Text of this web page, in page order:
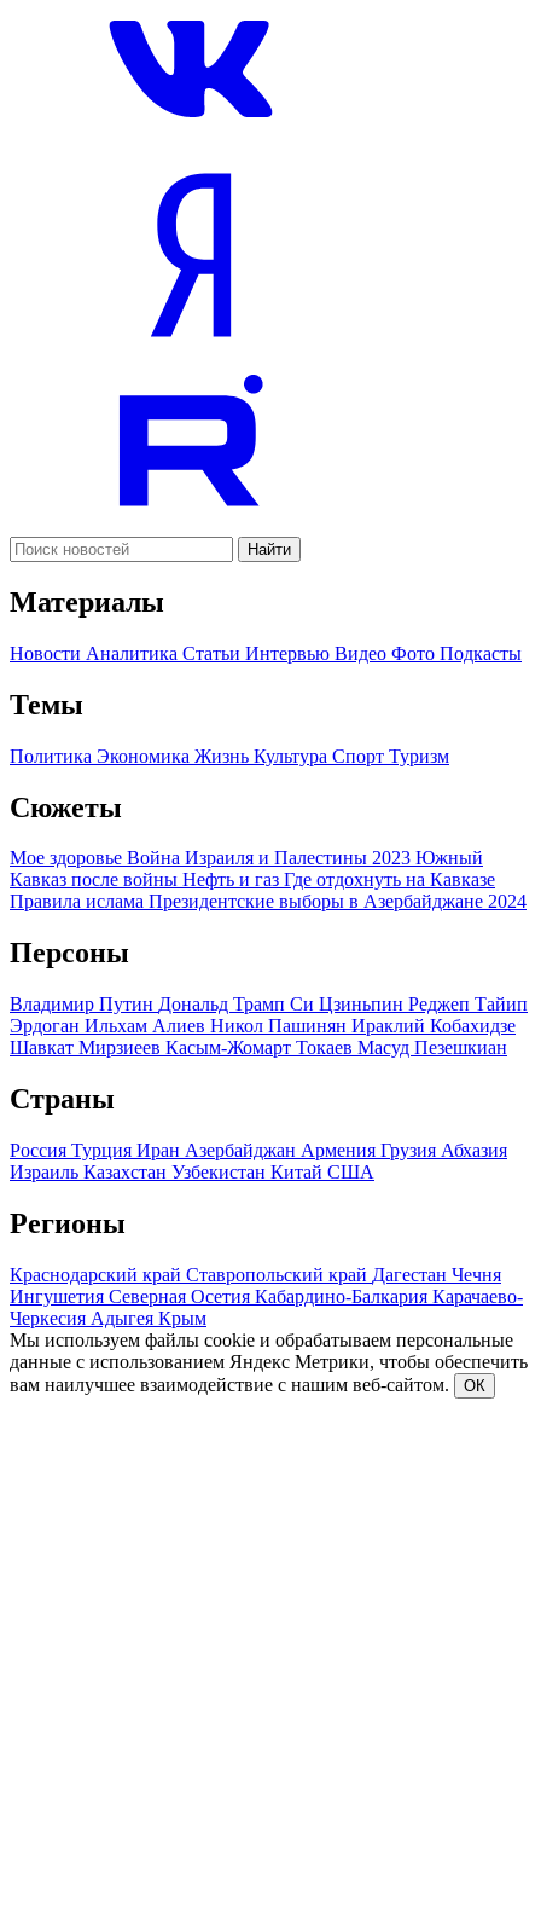
Найти
Материалы
Новости Аналитика Статьи Интервью Видео Фото Подкасты
Темы
Политика Экономика Жизнь Культура Спорт Туризм
Сюжеты
Мое здоровье Война Израиля и Палестины 2023 Южный
Кавказ после войны Нефть и газ Где отдохнуть на Кавказе
Правила ислама Президентские выборы в Азербайджане 2024
Персоны
Владимир Путин Дональд Трамп Си Цзиньпин Реджеп Тайип
Эрдоган Ильхам Алиев Никол Пашинян Ираклий Кобахидзе
Шавкат Мирзиеев Касым-Жомарт Токаев Масуд Пезешкиан
Страны
Россия Турция Иран Азербайджан Армения Грузия Абхазия
Израиль Казахстан Узбекистан Китай США
Регионы
Краснодарский край Ставропольский край Дагестан Чечня
Ингушетия Северная Осетия Кабардино-Балкария Карачаево-
Черкесия Адыгея Крым
Мы используем файлы cookie и обрабатываем персональные
данные с использованием Яндекс Метрики, чтобы обеспечить
вам наилучшее взаимодействие с нашим веб-сайтом.
ОК